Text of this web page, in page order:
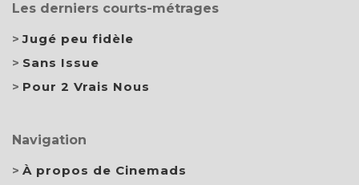
Les derniers courts-métrages
Jugé peu fidèle
Sans Issue
Pour 2 Vrais Nous
Navigation
À propos de Cinemads